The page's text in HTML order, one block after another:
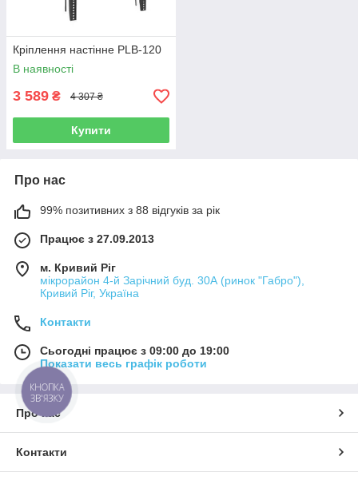
Кріплення настінне PLB-120
В наявності
3 589 ₴ 4 307 ₴
Купити
Про нас
99% позитивних з 88 відгуків за рік
Працює з 27.09.2013
м. Кривий Ріг
мікрорайон 4-й Зарічний буд. 30А (ринок "Габро"),
Кривий Ріг, Україна
Контакти
Сьогодні працює з 09:00 до 19:00
Показати весь графік роботи
Про нас
Контакти
КНОПКА
ЗВ'ЯЗКУ